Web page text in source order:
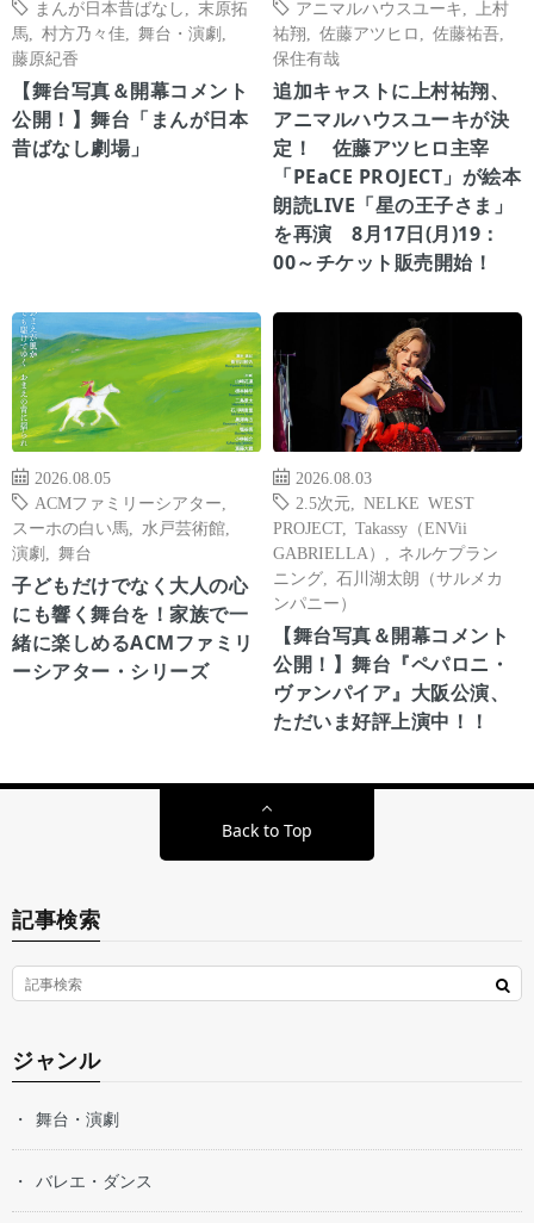
まんが日本昔ばなし
末原拓
馬
村方乃々佳 舞台・演劇
藤原紀香
【舞台写真＆開幕コメント
公開！】舞台「まんが日本
昔ばなし劇場」
アニマルハウスユーキ
上村
祐翔
佐藤アツヒロ 佐藤祐吾
保住有哉
追加キャストに上村祐翔、
アニマルハウスユーキが決
定！ 佐藤アツヒロ主宰
「PEaCE PROJECT」が絵本
朗読LIVE「星の王子さま」
を再演 8月17日(月)19：
00～チケット販売開始！
2026.08.05
ACMファミリーシアター
スーホの白い馬
水戸芸術館
演劇
舞台
子どもだけでなく大人の心
にも響く舞台を！家族で一
緒に楽しめるACMファミリ
ーシアター・シリーズ
2026.08.03
2.5次元
NELKE WEST
PROJECT, Takassy（ENVii
GABRIELLA）
ネルケプラン
ニング
石川湖太朗（サルメカ
ンパニー）
【舞台写真＆開幕コメント
公開！】舞台『ペパロニ・
ヴァンパイア』大阪公演、
ただいま好評上演中！！
Back to Top
記事検索
ジャンル
舞台・演劇
バレエ・ダンス